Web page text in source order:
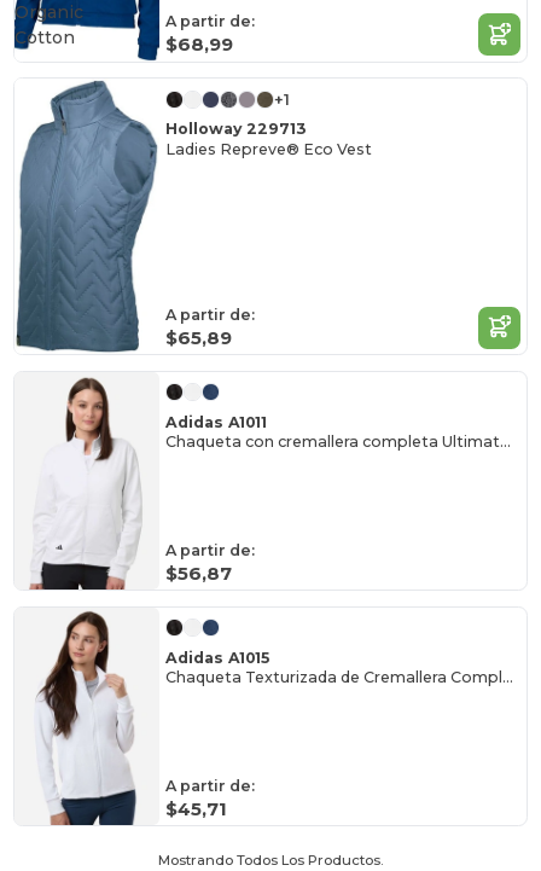
A partir de:
$68,99
Organic
Cotton
+1
Holloway 229713
Ladies Repreve® Eco Vest
A partir de:
$65,89
Adidas A1011
Chaqueta con cremallera completa Ultimate365 COLD. RDY para mujer
A partir de:
$56,87
Adidas A1015
Chaqueta Texturizada de Cremallera Completa para Mujer
A partir de:
$45,71
Mostrando Todos Los Productos.